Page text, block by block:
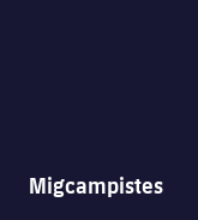
Migcampistes